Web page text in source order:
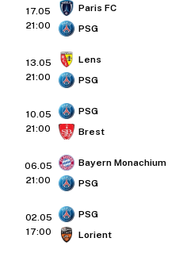
17.05
21:00
Paris FC
PSG
13.05
21:00
Lens
PSG
10.05
21:00
PSG
Brest
06.05
21:00
Bayern Monachium
PSG
02.05
17:00
PSG
Lorient